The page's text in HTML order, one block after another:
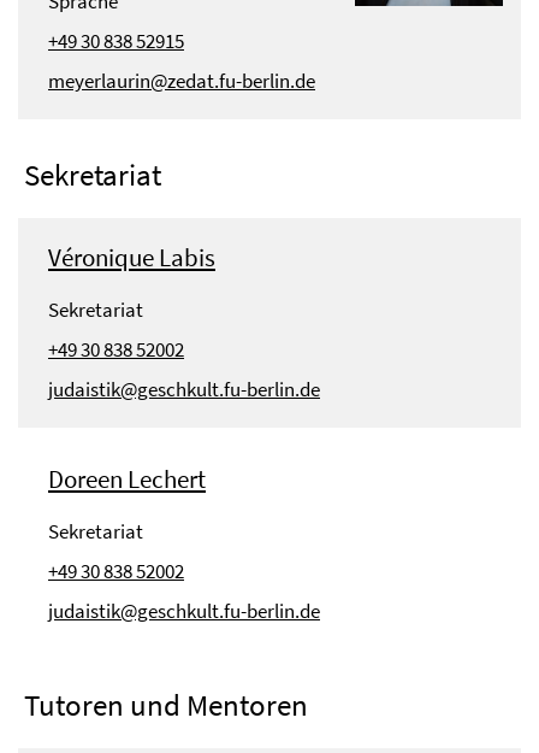
+49 30 838 52915
meyerlaurin@zedat.fu-berlin.de
Sekretariat
Véronique Labis
Sekretariat
+49 30 838 52002
judaistik@geschkult.fu-berlin.de
Doreen Lechert
Sekretariat
+49 30 838 52002
judaistik@geschkult.fu-berlin.de
Tutoren und Mentoren